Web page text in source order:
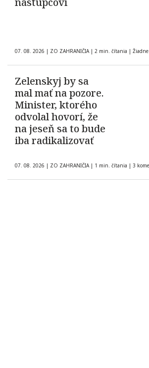
07. 08. 2026 | ZO ZAHRANIČIA | 2 min. čítania |
Zelenskyj by sa
mal mať na pozore.
Minister, ktorého
odvolal hovorí, že
na jeseň sa to bude
iba radikalizovať
07. 08. 2026 | ZO ZAHRANIČIA | 1 min. čítania | 3